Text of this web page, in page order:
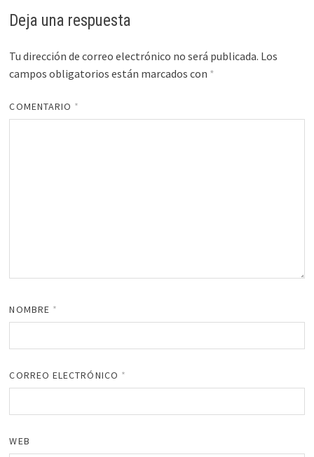
Deja una respuesta
Tu dirección de correo electrónico no será publicada. Los
campos obligatorios están marcados con *
COMENTARIO *
NOMBRE *
CORREO ELECTRÓNICO *
WEB